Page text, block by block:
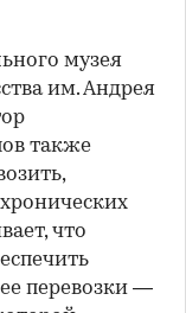
музея
им. Андрея
также
что
перевозки —